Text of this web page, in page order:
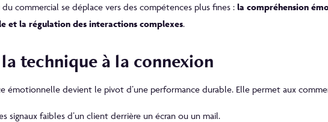
commercial se déplace vers des compétences plus fines : la compréhension
et la régulation des interactions complexes.
technique à la connexion
émotionnelle devient le pivot d’une performance durable. Elle permet aux
signaux faibles d’un client derrière un écran ou un mail.